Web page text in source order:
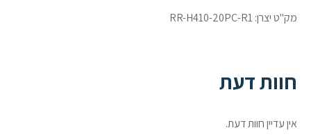
מק"ט יצרן: RR-H410-20PC-R1
חוות דעת
אין עדיין חוות דעת.